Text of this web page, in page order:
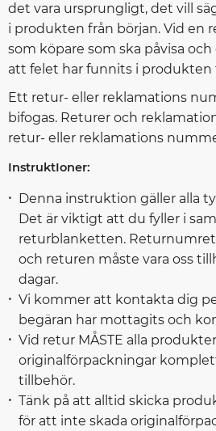
det vara ursprungligt, det vill
i produkten från början. Vid en
som köpare som ska påvisa
att felet har funnits i produkten
Ett retur- eller reklamations
bifogas. Returer och
retur- eller reklamations
InstruktIoner:
Denna instruktion gäller alla
Det är viktigt att du fyller i
returblanketten. Returnumret
och returen måste vara oss
dagar.
Vi kommer att kontakta dig
begäran har mottagits och
Vid retur MÅSTE alla
originalförpackningar
tillbehör.
Tänk på att alltid skicka
för att inte skada